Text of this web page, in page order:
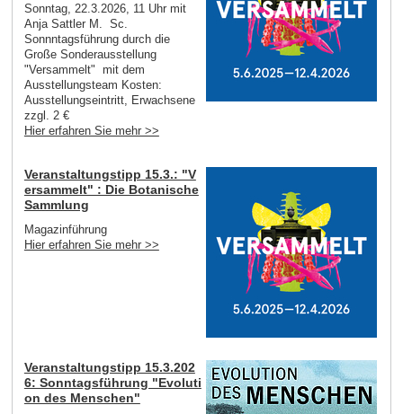
Sonntag, 22.3.2026, 11 Uhr mit
Anja Sattler M. Sc.
Sonnntagsführung durch die
Große Sonderausstellung
"Versammelt" mit dem
Ausstellungsteam Kosten:
Ausstellungseintritt, Erwachsene
zzgl. 2 €
Hier erfahren Sie mehr >>
Veranstaltungstipp 15.3.: "V
ersammelt" : Die Botanische
Sammlung
Magazinführung
Hier erfahren Sie mehr >>
Veranstaltungstipp 15.3.202
6: Sonntagsführung "Evoluti
on des Menschen"